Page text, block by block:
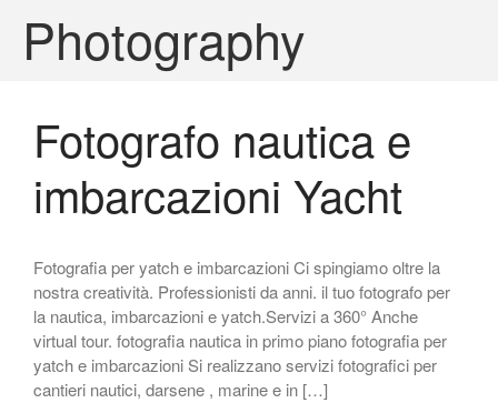
Affissioni Pubblicitarie Genova
Studio Fotografico
Noleggio Sala Posa
Contattaci
Come velocizzare photoshop
Realizzazione siti web
professionali
Photography
Fotografo nautica e
imbarcazioni Yacht
Fotografia per yatch e imbarcazioni Ci spingiamo oltre la
nostra creatività. Professionisti da anni. il tuo fotografo per
la nautica, imbarcazioni e yatch.Servizi a 360° Anche
virtual tour. fotografia nautica in primo piano fotografia per
yatch e imbarcazioni Si realizzano servizi fotografici per
cantieri nautici, darsene , marine e in […]